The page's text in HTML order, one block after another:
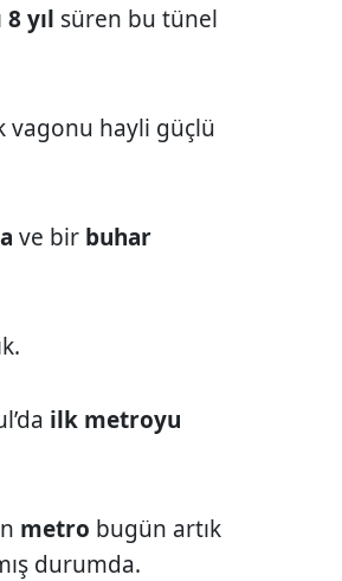
8 yıl süren bu tünel
vagonu hayli güçlü
ve bir buhar
ilk metroyu
metro bugün artık
durumda.